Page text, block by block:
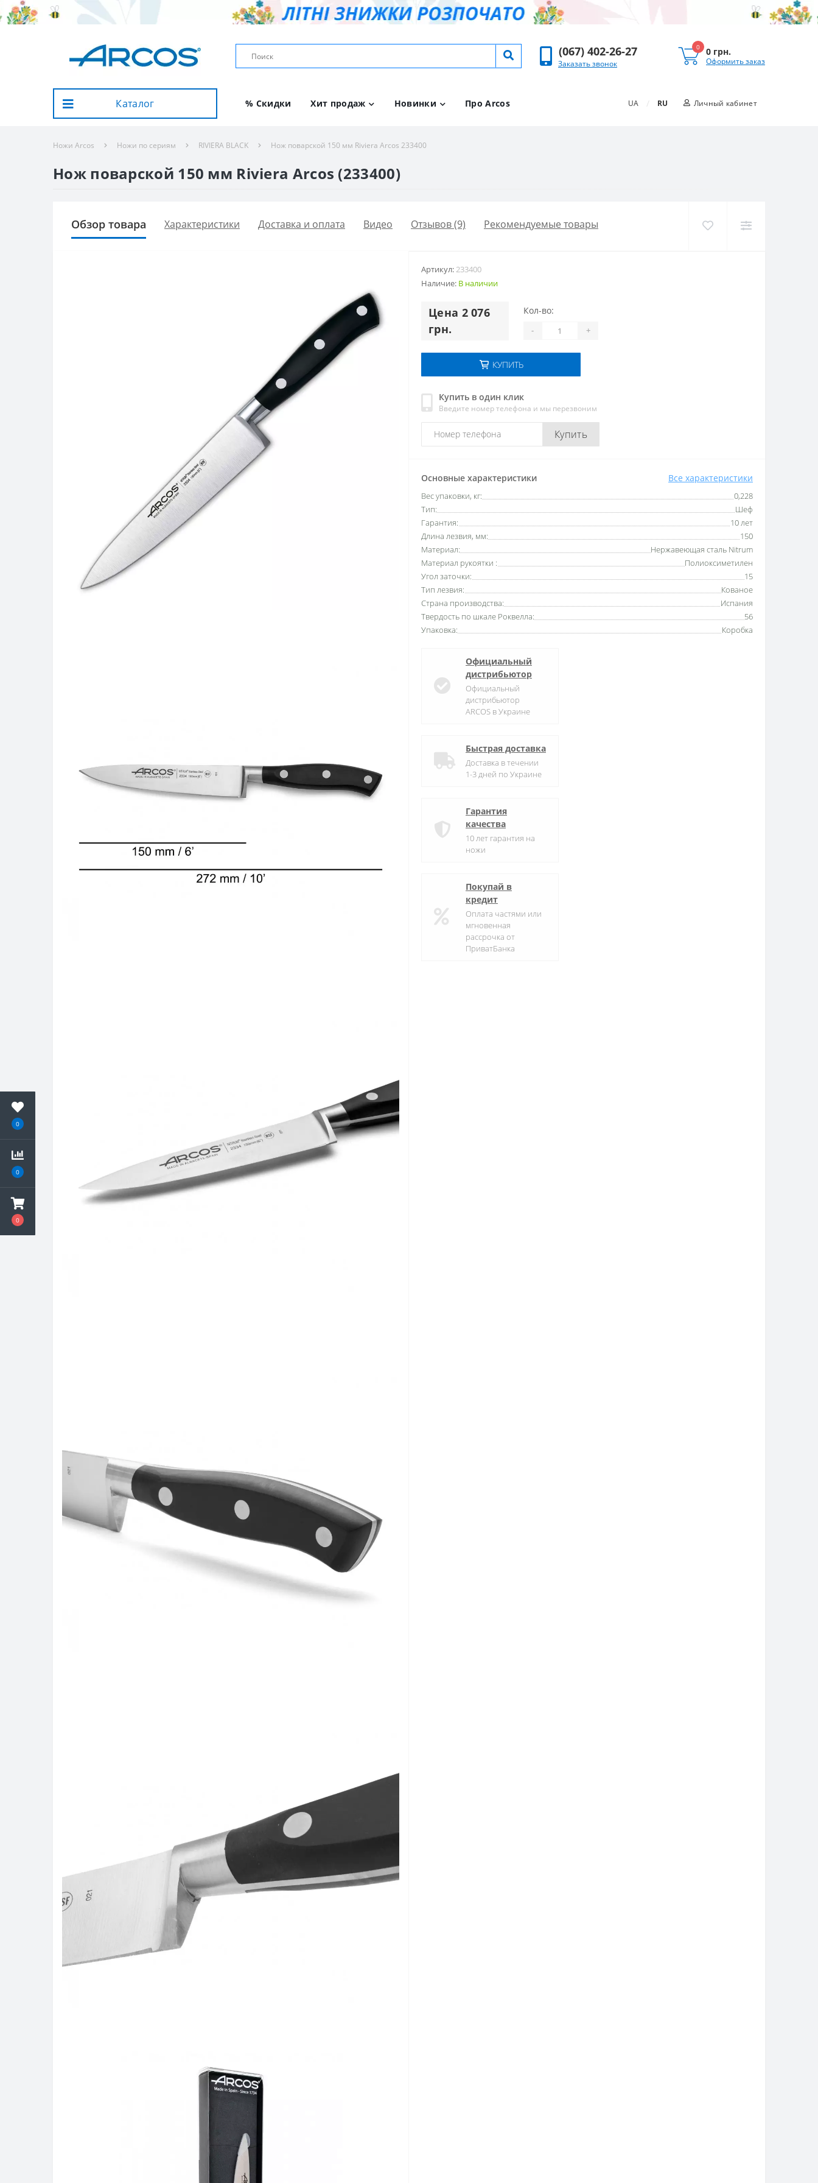
0
0
0
(067) 402-26-27
Заказать звонок
0 0 грн.
Оформить заказ
Каталог % Скидки Хит продаж Новинки Про Arcos UA / RU Личный кабинет
Ножи Arcos Ножи по сериям RIVIERA BLACK Нож поварской 150 мм Riviera Arcos 233400
Нож поварской 150 мм Riviera Arcos (233400)
Обзор товара Характеристики Доставка и оплата Видео Отзывов (9) Рекомендуемые товары
Артикул:233400
Наличие: В наличии
Цена 2 076
грн.
Кол-во:
- +
КУПИТЬ
Купить в один клик
Введите номер телефона и мы перезвоним
Купить
Основные характеристики Все характеристики
Вес упаковки, кг:
0,228
Тип:
Шеф
Гарантия:
10 лет
Длина лезвия, мм:
150
Материал:
Нержавеющая сталь Nitrum
Материал рукоятки :
Полиоксиметилен
Угол заточки:
15
Тип лезвия:
Кованое
Страна производства:
Испания
Твердость по шкале Роквелла:
56
Упаковка:
Коробка
Официальный
дистрибьютор
Официальный
дистрибьютор
ARCOS в Украине
Быстрая доставка
Доставка в течении
1-3 дней по Украине
Гарантия
качества
10 лет гарантия на
ножи
Покупай в
кредит
Оплата частями или
мгновенная
рассрочка от
ПриватБанка